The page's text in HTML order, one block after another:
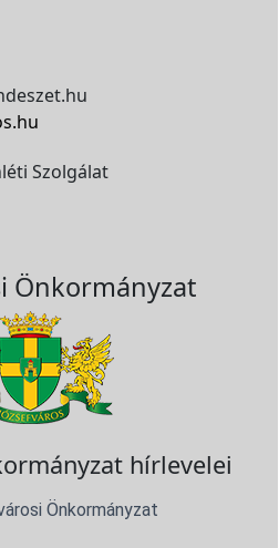
Szolgálat
Önkormányzat
hírlevelei
Önkormányzat